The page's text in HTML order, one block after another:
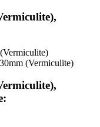
(Vermiculite)